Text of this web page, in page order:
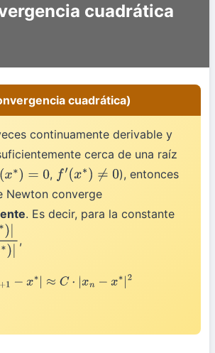
cuadrática
cuadrática)
continuamente derivable y
cerca de una raíz
x∗)= 0 , f′( x∗ ) ≠ 0
), entonces
Newton converge
. Es decir, para la constante
′
,
| x n+ 1−x ∗|≈ C⋅| x n−x ∗| 2